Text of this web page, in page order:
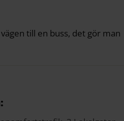
till en buss, det gör man